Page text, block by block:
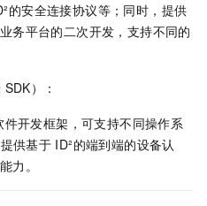
的安全连接协议等；同时，提供
务平台的二次开发，支持不同的
SDK）：
开发框架，可支持不同操作系
供基于 ID²的端到端的设备认
力。